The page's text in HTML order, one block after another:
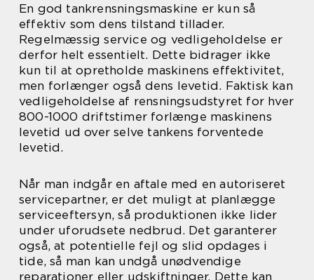
En god tankrensningsmaskine er kun så
effektiv som dens tilstand tillader.
Regelmæssig service og vedligeholdelse er
derfor helt essentielt. Dette bidrager ikke
kun til at opretholde maskinens effektivitet,
men forlænger også dens levetid. Faktisk kan
vedligeholdelse af rensningsudstyret for hver
800-1000 driftstimer forlænge maskinens
levetid ud over selve tankens forventede
levetid.
Når man indgår en aftale med en autoriseret
servicepartner, er det muligt at planlægge
serviceeftersyn, så produktionen ikke lider
under uforudsete nedbrud. Det garanterer
også, at potentielle fejl og slid opdages i
tide, så man kan undgå unødvendige
reparationer eller udskiftninger. Dette kan